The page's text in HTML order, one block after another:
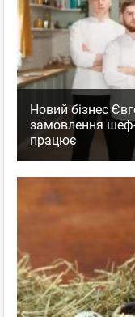
Новий бізнес
замовлення
працює